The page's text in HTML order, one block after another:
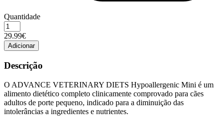
Quantidade
Quantidade
de
Advance
AVET
Dog
Hypoallergenic
2kg
29.99€
Adicionar
Descrição
O ADVANCE VETERINARY DIETS Hypoallergenic Mini é um
alimento dietético completo clinicamente comprovado para cães
adultos de porte pequeno, indicado para a diminuição das
intolerâncias a ingredientes e nutrientes.